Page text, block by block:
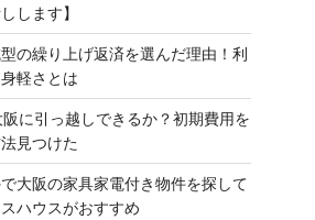
します】
の繰り上げ返済を選んだ理由！利
軽さとは
に引っ越しできるか？初期費用を
見つけた
大阪の家具家電付き物件を探して
ハウスがおすすめ